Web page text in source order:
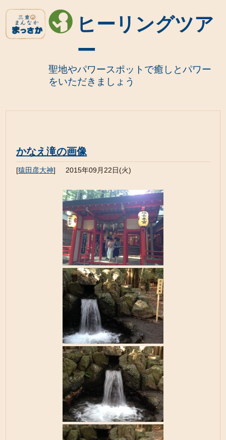
ヒーリングツア
ー
聖地やパワースポットで癒しとパワー
をいただきましょう
かなえ滝の画像
[猿田彦大神] 2015年09月22日(火)